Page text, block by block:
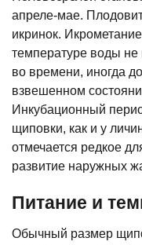
апреле-мае.
икринок.
температуре воды не
во времени, иногда
взвешенном
Инкубационный
щиповки, как и у
отмечается редкое
развитие наружных
Питание и
Обычный размер